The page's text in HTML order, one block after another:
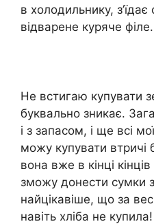
в холодильнику,
відварене куряче філе.
Не встигаю купувати
буквально зникає.
і з запасом, і ще всі
можу купувати втричі
вона вже в кінці
зможу донести сумки
найцікавіше, що за
навіть хліба не